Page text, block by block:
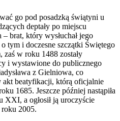
go pod posadzką świątyni u
deptały po miejscu
– brat, który wysłuchał jego
tym i doczesne szczątki Świętego
zaś w roku 1488 zostały
i wystawione do publicznego
z Gielniowa, co
akt beatyfikacji, którą oficjalnie
1685. Jeszcze później nastąpiła
a ogłosił ją uroczyście
2005.